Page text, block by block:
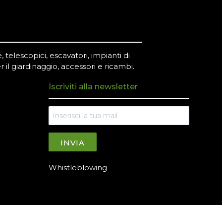
telescopici, escavatori, impianti di
giardinaggio, accessori e ricambi.
Iscriviti alla newsletter
INVIA
Whistleblowing